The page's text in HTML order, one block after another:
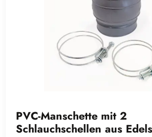
PVC-Manschette mit 2
Schlauchschellen aus